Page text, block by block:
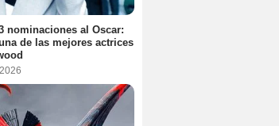
nominaciones al Oscar:
de las mejores actrices